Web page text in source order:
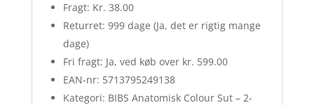
Fragt: Kr. 38.00
Returret: 999 dage (Ja, det er rigtig mange
dage)
Fri fragt: Ja, ved køb over kr. 599.00
EAN-nr: 5713795249138
Kategori: BIBS Anatomisk Colour Sut – 2-